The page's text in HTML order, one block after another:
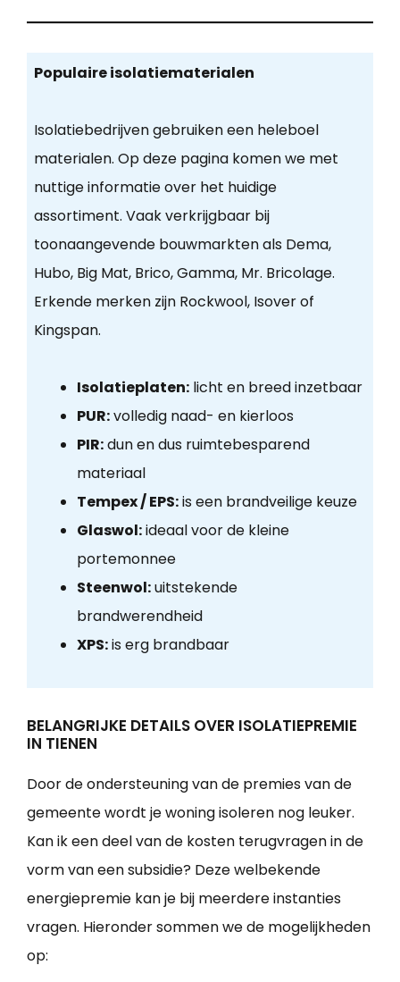
Populaire isolatiematerialen
Isolatiebedrijven gebruiken een heleboel
materialen. Op deze pagina komen we met
nuttige informatie over het huidige
assortiment. Vaak verkrijgbaar bij
toonaangevende bouwmarkten als Dema,
Hubo, Big Mat, Brico, Gamma, Mr. Bricolage.
Erkende merken zijn Rockwool, Isover of
Kingspan.
Isolatieplaten:licht en breed inzetbaar
PUR:volledig naad- en kierloos
PIR:dun en dus ruimtebesparend
materiaal
Tempex / EPS:is een brandveilige keuze
Glaswol:ideaal voor de kleine
portemonnee
Steenwol:uitstekende
brandwerendheid
XPS:is erg brandbaar
BELANGRIJKE DETAILS OVER ISOLATIEPREMIE
IN TIENEN
Door de ondersteuning van de premies van de
gemeente wordt je woning isoleren nog leuker.
Kan ik een deel van de kosten terugvragen in de
vorm van een subsidie? Deze welbekende
energiepremie kan je bij meerdere instanties
vragen. Hieronder sommen we de mogelijkheden
op: